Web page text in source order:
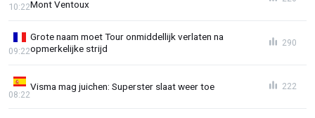
Mont Ventoux
10:22
Grote naam moet Tour onmiddellijk verlaten na
opmerkelijke strijd
09:22
290
Visma mag juichen: Superster slaat weer toe
08:22
222